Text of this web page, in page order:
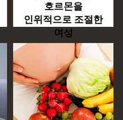
호르몬을
인위적으로 조절한
여성